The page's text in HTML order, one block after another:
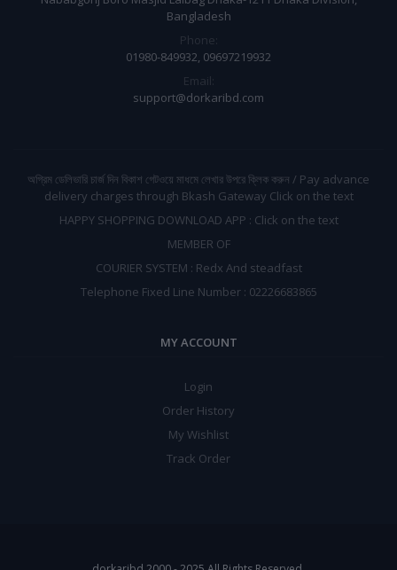
Bangladesh
Phone:
01980-849932, 09697219932
Email:
support@dorkaribd.com
অগ্রিম ডেলিভারি চার্জ দিন বিকাশ গেটওয়ে মাধমে লেখার উপরে ক্লিক করুন / Pay advance
delivery charges through Bkash Gateway Click on the text
HAPPY SHOPPING DOWNLOAD APP : Click on the text
MEMBER OF
COURIER SYSTEM : Redx And steadfast
Telephone Fixed Line Number : 02226683865
MY ACCOUNT
Login
Order History
My Wishlist
Track Order